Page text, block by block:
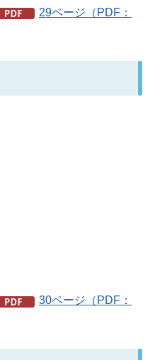
29ページ（PDF：
30ページ（PDF：